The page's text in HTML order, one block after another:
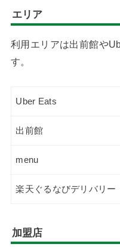
エリア
利用エリアは出前館や
す。
Uber Eats
出前館
menu
楽天ぐるなびデリバリー
加盟店